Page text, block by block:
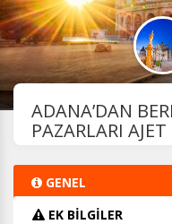
ADANA’DAN
PAZARLARI
GENEL
EK BİLGİLER